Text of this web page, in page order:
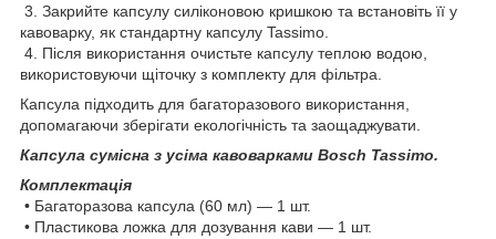
3. Закрийте капсулу силіконовою кришкою та встановіть її у
кавоварку, як стандартну капсулу Tassimo.
4. Після використання очистьте капсулу теплою водою,
використовуючи щіточку з комплекту для фільтра.
Капсула підходить для багаторазового використання,
допомагаючи зберігати екологічність та заощаджувати.
Капсула сумісна з усіма кавоварками Bosch Tassimo.
Комплектація
• Багаторазова капсула (60 мл) — 1 шт.
• Пластикова ложка для дозування кави — 1 шт.